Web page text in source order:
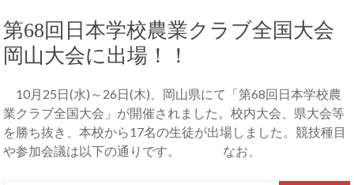
第68回日本学校農業クラブ全国大会
岡山大会に出場！！
10月25日(水)～26日(木)、岡山県にて「第68回日本学校農
業クラブ全国大会」が開催されました。校内大会、県大会等
を勝ち抜き、本校から17名の生徒が出場しました。競技種目
や参加会議は以下の通りです。 なお、